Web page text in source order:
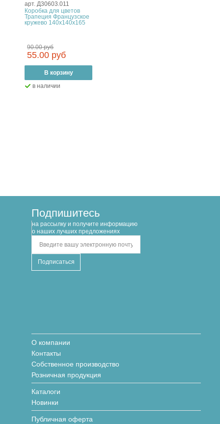
арт. Д30603.011
Коробка для цветов
Трапеция Французское
кружево 140x140x165
90.00 руб
55.00 руб
+
В корзину
в наличии
Подпишитесь
на рассылку и получите информацию
о наших лучших предложениях
О компании
Контакты
Собственное производство
Розничная продукция
Каталоги
Новинки
Публичная оферта